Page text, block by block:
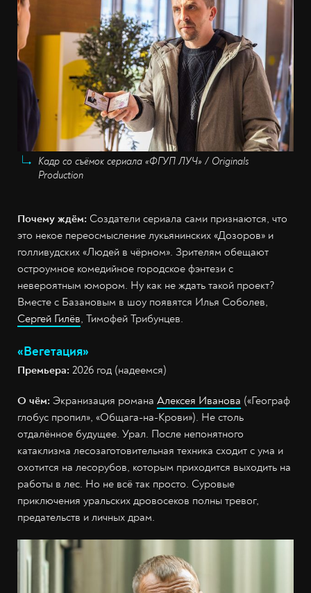
Кадр со съёмок сериала «ФГУП ЛУЧ» / Originals
Production
Почему ждём: Создатели сериала сами признаются, что
это некое переосмысление лукьянинских «Дозоров» и
голливудских «Людей в чёрном». Зрителям обещают
остроумное комедийное городское фэнтези с
невероятным юмором. Ну как не ждать такой проект?
Вместе с Базановым в шоу появятся Илья Соболев,
Сергей Гилёв, Тимофей Трибунцев.
«Вегетация»
Премьера: 2026 год (надеемся)
О чём: Экранизация романа Алексея Иванова («Географ
глобус пропил», «Общага-на-Крови»). Не столь
отдалённое будущее. Урал. После непонятного
катаклизма лесозаготовительная техника сходит с ума и
охотится на лесорубов, которым приходится выходить на
работы в лес. Но не всё так просто. Суровые
приключения уральских дровосеков полны тревог,
предательств и личных драм.